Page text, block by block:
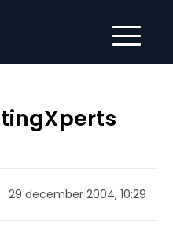
29 december 2004, 10:29